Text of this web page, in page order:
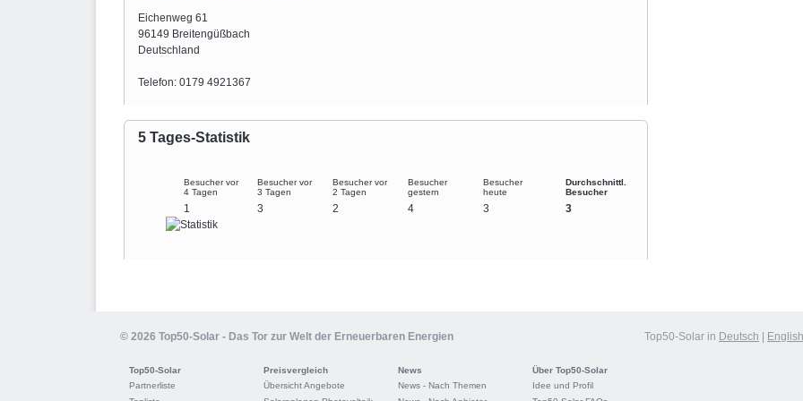
Eichenweg 61
96149 Breitengüßbach
Deutschland
Telefon: 0179 4921367
5 Tages-Statistik
Besucher vor
4 Tagen
Besucher vor
3 Tagen
Besucher vor
2 Tagen
Besucher
gestern
Besucher
heute
Durchschnittl.
Besucher
1 3 2 4 3 3
© 2026 Top50-Solar - Das Tor zur Welt der Erneuerbaren Energien Top50-Solar in Deutsch English
Top50-Solar
Partnerliste
Preisvergleich
Übersicht Angebote
News
News - Nach Themen
Über Top50-Solar
Idee und Profil